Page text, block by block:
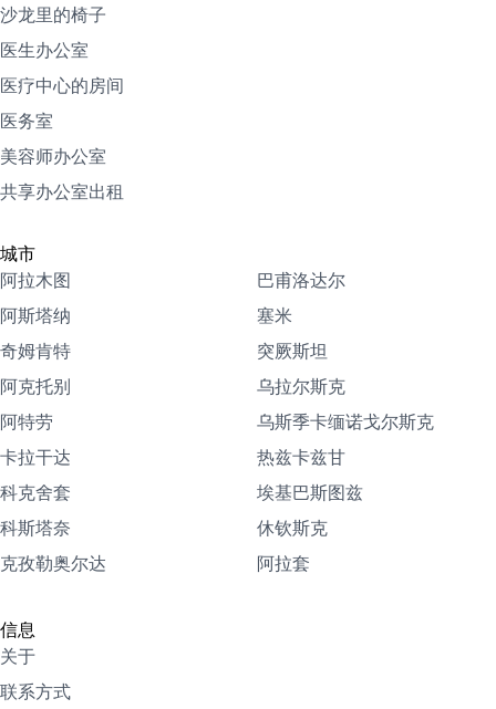
沙龙里的椅子
医生办公室
医疗中心的房间
医务室
美容师办公室
共享办公室出租
城市
阿拉木图
阿斯塔纳
奇姆肯特
阿克托别
阿特劳
卡拉干达
科克舍套
科斯塔奈
克孜勒奥尔达
巴甫洛达尔
塞米
突厥斯坦
乌拉尔斯克
乌斯季卡缅诺戈尔斯克
热兹卡兹甘
埃基巴斯图兹
休钦斯克
阿拉套
信息
关于
联系方式